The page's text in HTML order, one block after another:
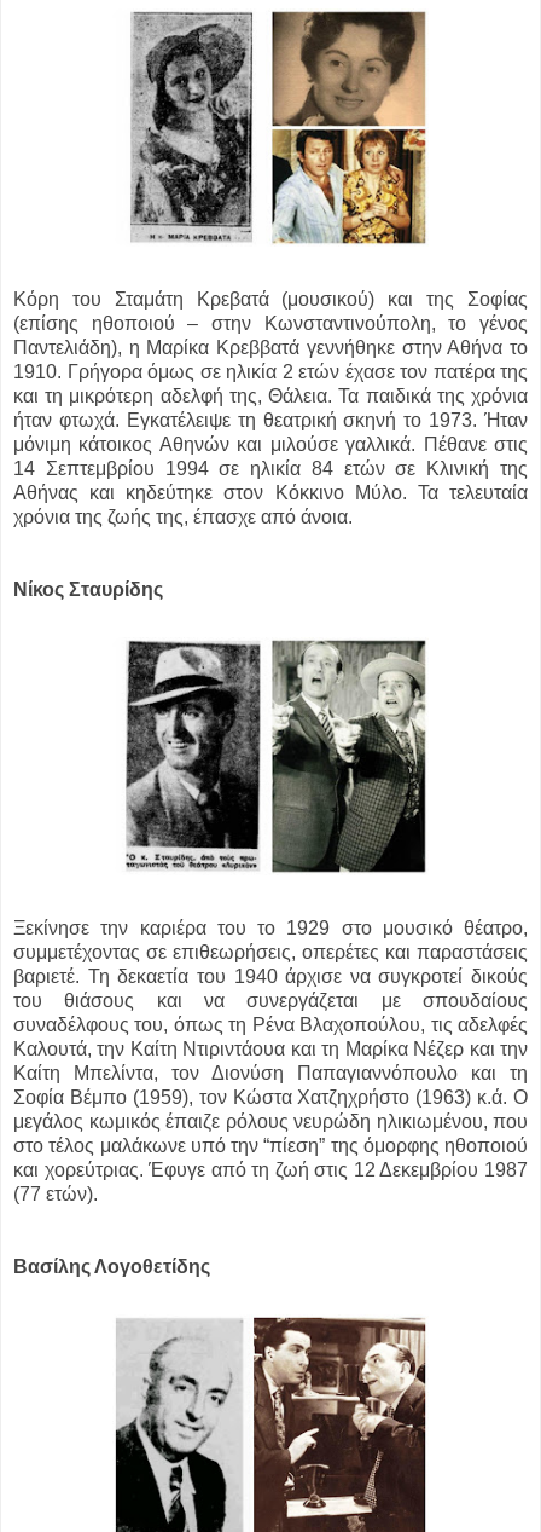
Kόρη του Σταμάτη Κρεβατά (μουσικού) και της Σοφίας
(επίσης ηθοποιού – στην Κωνσταντινούπολη, το γένος
Παντελιάδη), η Μαρίκα Κρεββατά γεννήθηκε στην Αθήνα το
1910. Γρήγορα όμως σε ηλικία 2 ετών έχασε τον πατέρα της
και τη μικρότερη αδελφή της, Θάλεια. Τα παιδικά της χρόνια
ήταν φτωχά. Εγκατέλειψε τη θεατρική σκηνή το 1973. Ήταν
μόνιμη κάτοικος Αθηνών και μιλούσε γαλλικά. Πέθανε στις
14 Σεπτεμβρίου 1994 σε ηλικία 84 ετών σε Κλινική της
Αθήνας και κηδεύτηκε στον Κόκκινο Μύλο. Τα τελευταία
χρόνια της ζωής της, έπασχε από άνοια.
Νίκος Σταυρίδης
Ξεκίνησε την καριέρα του το 1929 στο μουσικό θέατρο,
συμμετέχοντας σε επιθεωρήσεις, οπερέτες και παραστάσεις
βαριετέ. Τη δεκαετία του 1940 άρχισε να συγκροτεί δικούς
του θιάσους και να συνεργάζεται με σπουδαίους
συναδέλφους του, όπως τη Ρένα Βλαχοπούλου, τις αδελφές
Καλουτά, την Καίτη Ντιριντάουα και τη Μαρίκα Νέζερ και την
Καίτη Μπελίντα, τον Διονύση Παπαγιαννόπουλο και τη
Σοφία Βέμπο (1959), τον Κώστα Χατζηχρήστο (1963) κ.ά. Ο
μεγάλος κωμικός έπαιζε ρόλους νευρώδη ηλικιωμένου, που
στο τέλος μαλάκωνε υπό την “πίεση” της όμορφης ηθοποιού
και χορεύτριας. Έφυγε από τη ζωή στις 12 Δεκεμβρίου 1987
(77 ετών).
Βασίλης Λογοθετίδης